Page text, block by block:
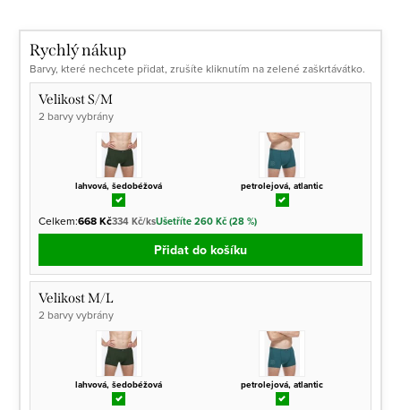
Rychlý nákup
Barvy, které nechcete přidat, zrušíte kliknutím na zelené zaškrtávátko.
Velikost S/M
2 barvy vybrány
lahvová, šedobéžová petrolejová, atlantic
Celkem:668 Kč334 Kč/ksUšetříte 260 Kč (28 %)
Přidat do košíku
Velikost M/L
2 barvy vybrány
lahvová, šedobéžová petrolejová, atlantic